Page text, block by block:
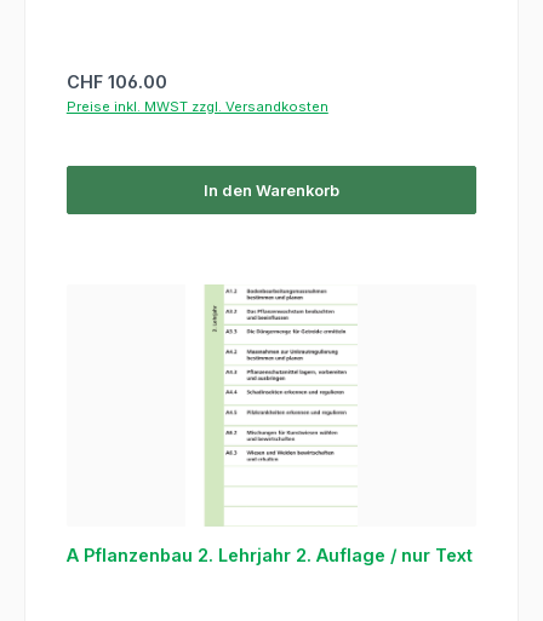
Regulärer Preis:
CHF 106.00
Preise inkl. MWST zzgl. Versandkosten
In den Warenkorb
A Pflanzenbau 2. Lehrjahr 2. Auflage / nur Text